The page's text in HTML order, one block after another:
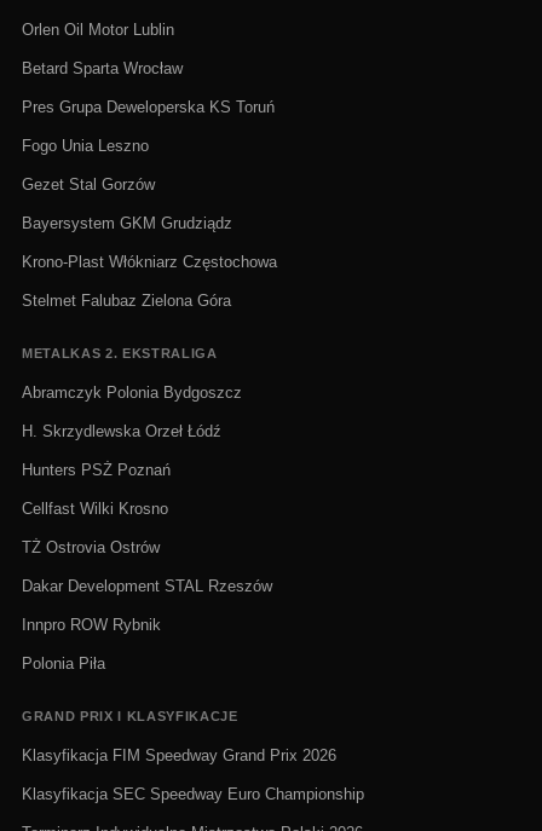
Orlen Oil Motor Lublin
Betard Sparta Wrocław
Pres Grupa Deweloperska KS Toruń
Fogo Unia Leszno
Gezet Stal Gorzów
Bayersystem GKM Grudziądz
Krono-Plast Włókniarz Częstochowa
Stelmet Falubaz Zielona Góra
METALKAS 2. EKSTRALIGA
Abramczyk Polonia Bydgoszcz
H. Skrzydlewska Orzeł Łódź
Hunters PSŻ Poznań
Cellfast Wilki Krosno
TŻ Ostrovia Ostrów
Dakar Development STAL Rzeszów
Innpro ROW Rybnik
Polonia Piła
GRAND PRIX I KLASYFIKACJE
Klasyfikacja FIM Speedway Grand Prix 2026
Klasyfikacja SEC Speedway Euro Championship